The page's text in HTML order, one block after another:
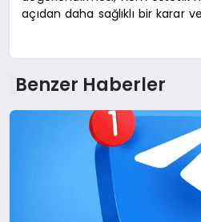
açıdan daha sağlıklı bir karar
Benzer Haberler